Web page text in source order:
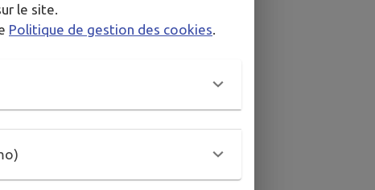
le site.
Politique de gestion des cookies